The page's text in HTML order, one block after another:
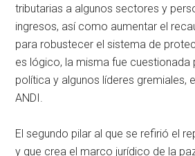
tributarias a algunos sectores y
ingresos, así como aumentar el
para robustecer el sistema de
es lógico, la misma fue cuestionada
política y algunos líderes gremiales,
ANDI.
El segundo pilar al que se refirió el
y que crea el marco jurídico de la